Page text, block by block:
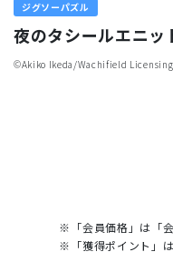
ジグソーパズル
夜のタシールエニッ
©︎Akiko Ikeda/Wachifield
※「会員価格」は「
※「獲得ポイント」